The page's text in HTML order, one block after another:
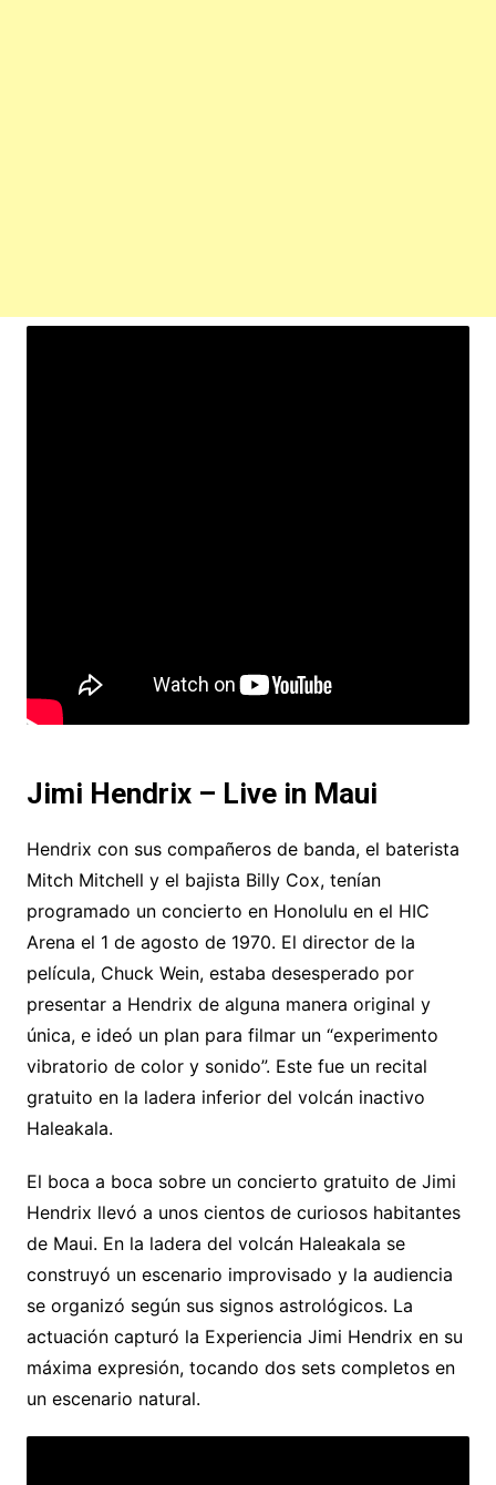
Jimi Hendrix – Live in Maui
Hendrix con sus compañeros de banda, el baterista
Mitch Mitchell y el bajista Billy Cox, tenían
programado un concierto en Honolulu en el HIC
Arena el 1 de agosto de 1970. El director de la
película, Chuck Wein, estaba desesperado por
presentar a Hendrix de alguna manera original y
única, e ideó un plan para filmar un “experimento
vibratorio de color y sonido”. Este fue un recital
gratuito en la ladera inferior del volcán inactivo
Haleakala.
El boca a boca sobre un concierto gratuito de Jimi
Hendrix llevó a unos cientos de curiosos habitantes
de Maui. En la ladera del volcán Haleakala se
construyó un escenario improvisado y la audiencia
se organizó según sus signos astrológicos. La
actuación capturó la Experiencia Jimi Hendrix en su
máxima expresión, tocando dos sets completos en
un escenario natural.